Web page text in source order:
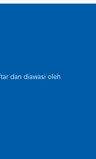
dan diawasi oleh